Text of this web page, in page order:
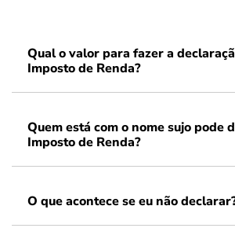
Qual o valor para fazer a
Imposto de Renda?
Quem está com o nome sujo pode
Imposto de Renda?
O que acontece se eu não